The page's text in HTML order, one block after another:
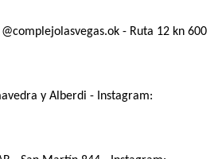
- Ruta 12 kn 600
y Alberdi - Instagram: